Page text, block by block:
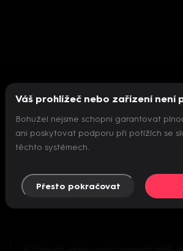
Nepodařilo se inicializovat
Váš prohlížeč nebo zařízení není
Bohužel nejsme schopni garantovat
ani poskytovat podporu při potížích se
těchto systémech.
Přesto pokračovat